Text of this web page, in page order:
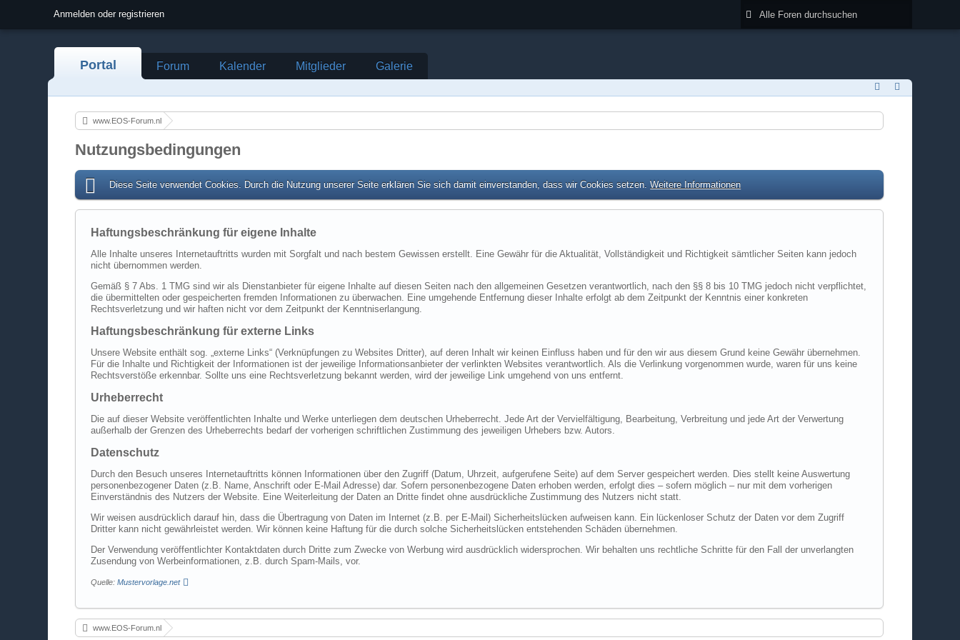
Anmelden oder registrieren
Portal Forum Kalender Mitglieder Galerie
www.EOS-Forum.nl
Nutzungsbedingungen
Diese Seite verwendet Cookies. Durch die Nutzung unserer Seite erklären Sie sich damit einverstanden, dass wir Cookies setzen.Weitere Informationen
Haftungsbeschränkung für eigene Inhalte
Alle Inhalte unseres Internetauftritts wurden mit Sorgfalt und nach bestem Gewissen erstellt. Eine Gewähr für die Aktualität, Vollständigkeit und Richtigkeit sämtlicher Seiten kann jedoch
nicht übernommen werden.
Gemäß § 7 Abs. 1 TMG sind wir als Dienstanbieter für eigene Inhalte auf diesen Seiten nach den allgemeinen Gesetzen verantwortlich, nach den §§ 8 bis 10 TMG jedoch nicht verpflichtet,
die übermittelten oder gespeicherten fremden Informationen zu überwachen. Eine umgehende Entfernung dieser Inhalte erfolgt ab dem Zeitpunkt der Kenntnis einer konkreten
Rechtsverletzung und wir haften nicht vor dem Zeitpunkt der Kenntniserlangung.
Haftungsbeschränkung für externe Links
Unsere Website enthält sog. „externe Links“ (Verknüpfungen zu Websites Dritter), auf deren Inhalt wir keinen Einfluss haben und für den wir aus diesem Grund keine Gewähr übernehmen.
Für die Inhalte und Richtigkeit der Informationen ist der jeweilige Informationsanbieter der verlinkten Websites verantwortlich. Als die Verlinkung vorgenommen wurde, waren für uns keine
Rechtsverstöße erkennbar. Sollte uns eine Rechtsverletzung bekannt werden, wird der jeweilige Link umgehend von uns entfernt.
Urheberrecht
Die auf dieser Website veröffentlichten Inhalte und Werke unterliegen dem deutschen Urheberrecht. Jede Art der Vervielfältigung, Bearbeitung, Verbreitung und jede Art der Verwertung
außerhalb der Grenzen des Urheberrechts bedarf der vorherigen schriftlichen Zustimmung des jeweiligen Urhebers bzw. Autors.
Datenschutz
Durch den Besuch unseres Internetauftritts können Informationen über den Zugriff (Datum, Uhrzeit, aufgerufene Seite) auf dem Server gespeichert werden. Dies stellt keine Auswertung
personenbezogener Daten (z.B. Name, Anschrift oder E-Mail Adresse) dar. Sofern personenbezogene Daten erhoben werden, erfolgt dies – sofern möglich – nur mit dem vorherigen
Einverständnis des Nutzers der Website. Eine Weiterleitung der Daten an Dritte findet ohne ausdrückliche Zustimmung des Nutzers nicht statt.
Wir weisen ausdrücklich darauf hin, dass die Übertragung von Daten im Internet (z.B. per E-Mail) Sicherheitslücken aufweisen kann. Ein lückenloser Schutz der Daten vor dem Zugriff
Dritter kann nicht gewährleistet werden. Wir können keine Haftung für die durch solche Sicherheitslücken entstehenden Schäden übernehmen.
Der Verwendung veröffentlichter Kontaktdaten durch Dritte zum Zwecke von Werbung wird ausdrücklich widersprochen. Wir behalten uns rechtliche Schritte für den Fall der unverlangten
Zusendung von Werbeinformationen, z.B. durch Spam-Mails, vor.
Quelle:Mustervorlage.net
www.EOS-Forum.nl